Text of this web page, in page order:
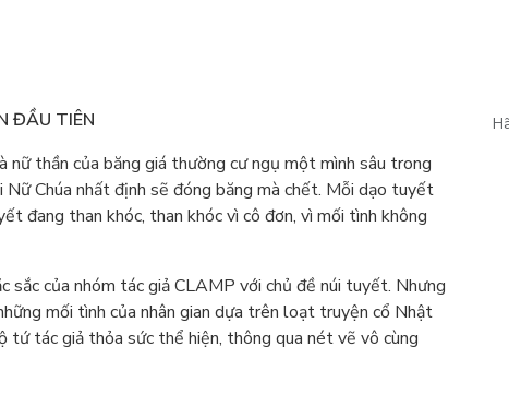
ĐẦU TIÊN
thần của băng giá thường cư ngụ một mình sâu trong
Chúa nhất định sẽ đóng băng mà chết. Mỗi dạo tuyết
đang than khóc, than khóc vì cô đơn, vì mối tình không
của nhóm tác giả CLAMP với chủ đề núi tuyết. Nhưng
mối tình của nhân gian dựa trên loạt truyện cổ Nhật
tứ tác giả thỏa sức thể hiện, thông qua nét vẽ vô cùng